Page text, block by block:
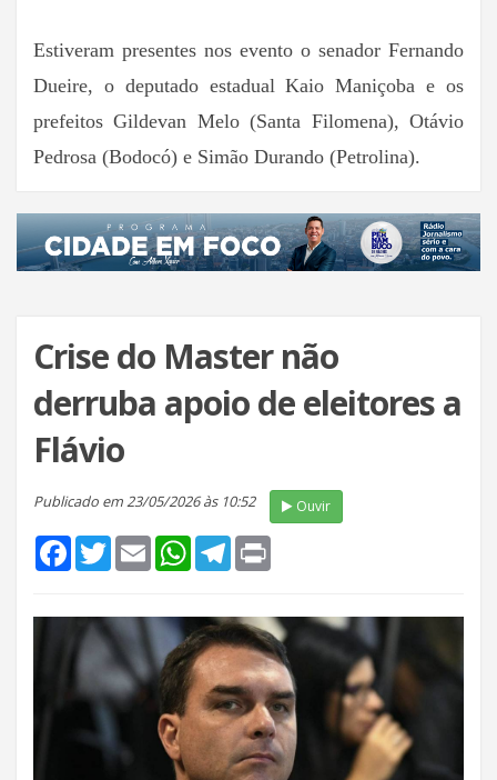
Estiveram presentes nos evento o senador Fernando
Dueire, o deputado estadual Kaio Maniçoba e os
prefeitos Gildevan Melo (Santa Filomena), Otávio
Pedrosa (Bodocó) e Simão Durando (Petrolina).
Crise do Master não
derruba apoio de eleitores a
Flávio
Publicado em 23/05/2026 às 10:52 Ouvir
FacebookTwitterEmail WhatsApp
Telegram